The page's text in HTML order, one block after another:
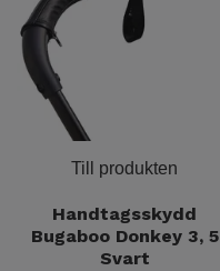
Till produkten
Handtagsskydd
Bugaboo Donkey 3, 5
Svart